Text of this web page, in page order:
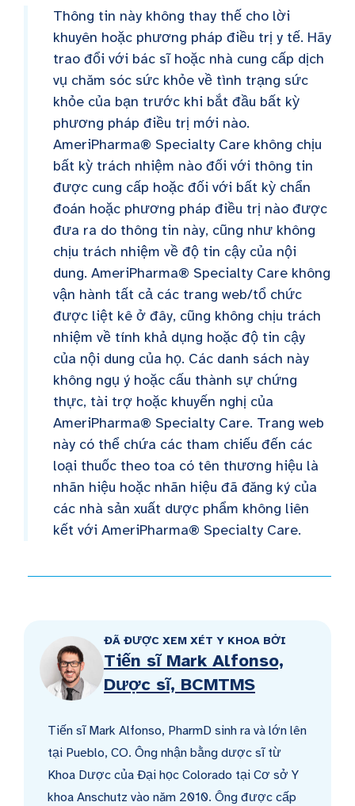
Thông tin này không thay thế cho lời
khuyên hoặc phương pháp điều trị y tế. Hãy
trao đổi với bác sĩ hoặc nhà cung cấp dịch
vụ chăm sóc sức khỏe về tình trạng sức
khỏe của bạn trước khi bắt đầu bất kỳ
phương pháp điều trị mới nào.
AmeriPharma® Specialty Care không chịu
bất kỳ trách nhiệm nào đối với thông tin
được cung cấp hoặc đối với bất kỳ chẩn
đoán hoặc phương pháp điều trị nào được
đưa ra do thông tin này, cũng như không
chịu trách nhiệm về độ tin cậy của nội
dung. AmeriPharma® Specialty Care không
vận hành tất cả các trang web/tổ chức
được liệt kê ở đây, cũng không chịu trách
nhiệm về tính khả dụng hoặc độ tin cậy
của nội dung của họ. Các danh sách này
không ngụ ý hoặc cấu thành sự chứng
thực, tài trợ hoặc khuyến nghị của
AmeriPharma® Specialty Care. Trang web
này có thể chứa các tham chiếu đến các
loại thuốc theo toa có tên thương hiệu là
nhãn hiệu hoặc nhãn hiệu đã đăng ký của
các nhà sản xuất dược phẩm không liên
kết với AmeriPharma® Specialty Care.
ĐÃ ĐƯỢC XEM XÉT Y KHOA BỞI
Tiến sĩ Mark Alfonso,
Dược sĩ, BCMTMS
Tiến sĩ Mark Alfonso, PharmD sinh ra và lớn lên
tại Pueblo, CO. Ông nhận bằng dược sĩ từ
Khoa Dược của Đại học Colorado tại Cơ sở Y
khoa Anschutz vào năm 2010. Ông được cấp